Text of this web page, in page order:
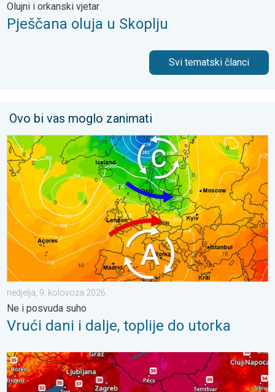
Olujni i orkanski vjetar
Pješčana oluja u Skoplju
Svi tematski članci
Ovo bi vas moglo zanimati
Vrući dani i dalje, toplije do utorka. Ne i posvuda suho. . .
nedjelja, 9. kolovoza 2026.
Ne i posvuda suho
Vrući dani i dalje, toplije do utorka
Još malo toplije, do kada?. Lokalno 40-ice. . . nedjelja, 2.